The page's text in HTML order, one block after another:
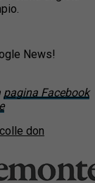
News!
pagina Facebook
colle don